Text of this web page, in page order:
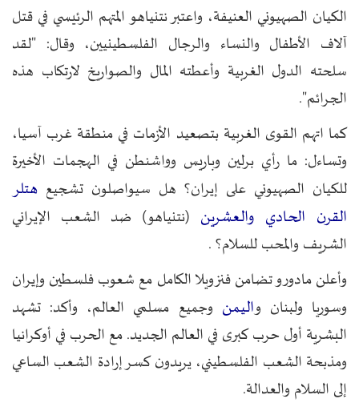
الكيان الصهيوني العنيفة، واعتبر نتنياهو المتهم الرئيسي في قتل
آلاف الأطفال والنساء والرجال الفلسطينيين، وقال: "لقد
سلحته الدول الغربية وأعطته المال والصواريخ لارتكاب هذه
الجرائم".
كما اتهم القوى الغربية بتصعيد الأزمات في منطقة غرب آسيا،
وتساءل: ما رأي برلين وباريس وواشنطن في الهجمات الأخيرة
للكيان الصهيوني على إيران؟ هل سيواصلون تشجيع هتلر
القرن الحادي والعشرين (نتنياهو) ضد الشعب الإيراني
الشريف والمحب للسلام؟ .
وأعلن مادورو تضامن فنزويلا الكامل مع شعوب فلسطين وإيران
وسوريا ولبنان واليمن وجميع مسلمي العالم، وأكد: تشهد
البشرية أول حرب كبرى في العالم الجديد. مع الحرب في أوكرانيا
ومذبحة الشعب الفلسطيني، يريدون كسر إرادة الشعب الساعي
إلى السلام والعدالة.